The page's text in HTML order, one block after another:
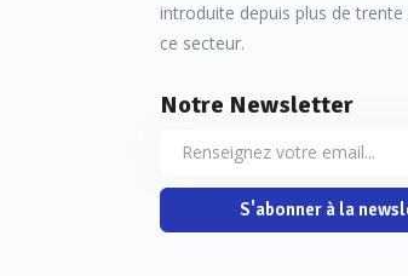
introduite depuis plus de trente
ce secteur.
Notre Newsletter
S'abonner à la